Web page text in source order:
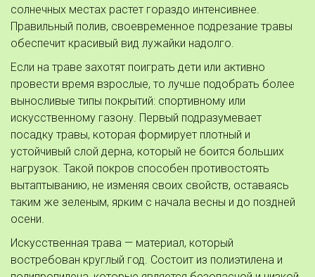
солнечных местах растет гораздо интенсивнее.
Правильный полив, своевременное подрезание травы
обеспечит красивый вид лужайки надолго.
Если на траве захотят поиграть дети или активно
провести время взрослые, то лучше подобрать более
выносливые типы покрытий: спортивному или
искусственному газону. Первый подразумевает
посадку травы, которая формирует плотный и
устойчивый слой дерна, который не боится больших
нагрузок. Такой покров способен противостоять
вытаптыванию, не изменяя своих свойств, оставаясь
таким же зеленым, ярким с начала весны и до поздней
осени.
Искусственная трава — материал, который
востребован круглый год. Состоит из полиэтилена и